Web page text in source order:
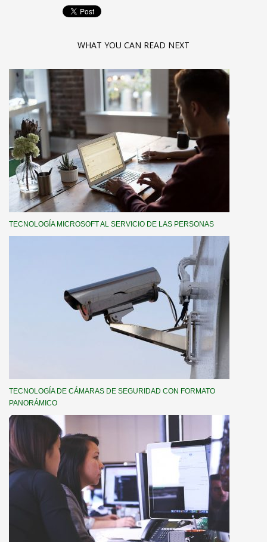
WHAT YOU CAN READ NEXT
TECNOLOGÍA MICROSOFT AL SERVICIO DE LAS PERSONAS
TECNOLOGÍA DE CÁMARAS DE SEGURIDAD CON FORMATO
PANORÁMICO